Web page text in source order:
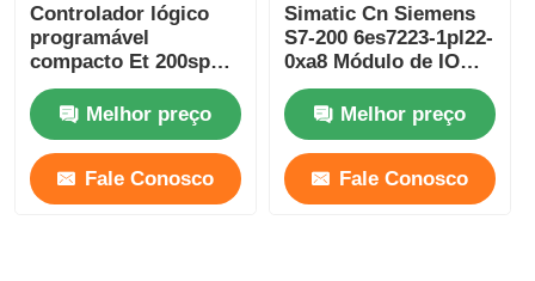
redutor da engrenagem
SERVO MOTOR CA
Controlador lógico
programável
compacto Et 200sp
Siemens 6es7193-
6bp20-0ba0Melhor preço
Fale Conosco
Simatic Cn Siemens
S7-200 6es7223-1pl22-
0xa8 Módulo de IO
Digital Em 223 Para
S7-22X CPU 16 Di 24V
DC
Melhor preço
Fale Conosco